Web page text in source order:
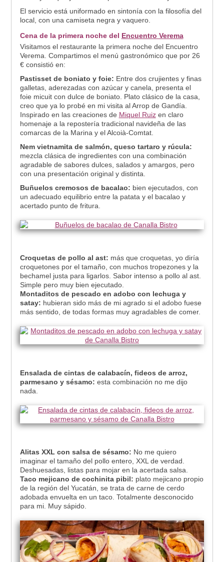
El servicio está uniformado en sintonía con la filosofía del
local, con una camiseta negra y vaquero.
Cena de la primera noche del Encuentro Verema
Visitamos el restaurante la primera noche del Encuentro
Verema. Compartimos el menú gastronómico que por 26
€ consistió en:
Pastisset de boniato y foie: Entre dos crujientes y finas
galletas, aderezadas con azúcar y canela, presenta el
foie micuit con dulce de boniato. Plato clásico de la casa,
creo que ya lo probé en mi visita al Arrop de Gandía.
Inspirado en las creaciones de Miquel Ruizen claro
homenaje a la repostería tradicional navideña de las
comarcas de la Marina y el Alcoià-Comtat.
Nem vietnamita de salmón, queso tartaro y rúcula:
mezcla clásica de ingredientes con una combinación
agradable de sabores dulces, salados y amargos, pero
con una presentación original y distinta.
Buñuelos cremosos de bacalao: bien ejecutados, con
un adecuado equilibrio entre la patata y el bacalao y
acertado punto de fritura.
Croquetas de pollo al ast: más que croquetas, yo diría
croquetones por el tamaño, con muchos tropezones y la
bechamel justa para ligarlos. Sabor intenso a pollo al ast.
Simple pero muy bien ejecutado.
Montaditos de pescado en adobo con lechuga y
satay: hubieran sido más de mi agrado si el adobo fuese
más sentido, de todas formas muy agradables de comer.
Ensalada de cintas de calabacín, fideos de arroz,
parmesano y sésamo: esta combinación no me dijo
nada.
Alitas XXL con salsa de sésamo: No me quiero
imaginar el tamaño del pollo entero, XXL de verdad.
Deshuesadas, listas para mojar en la acertada salsa.
Taco mejicano de cochinita pibil: plato mejicano propio
de la región del Yucatán, se trata de carne de cerdo
adobada envuelta en un taco. Totalmente desconocido
para mi. Muy sápido.